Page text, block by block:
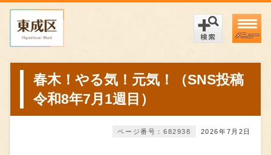
メニュー
春木！やる気！元気！（SNS投稿
令和8年7月1週目）
2026年7月2日
ページ番号：682938